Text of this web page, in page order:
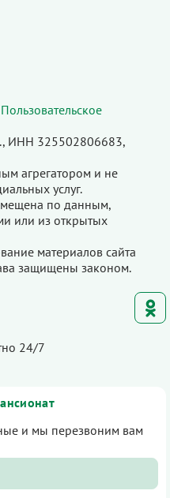
Пользовательское
ИНН 325502806683,
агрегатором и не
услуг.
по данным,
или из открытых
материалов сайта
защищены законом.
24/7
и мы перезвоним вам